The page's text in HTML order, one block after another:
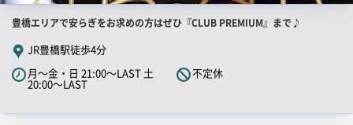
店
舗
PR
キ
ッ
豊橋エリアで安らぎをお求めの方はぜひ『CLUB PREMIUM』まで♪
JR豊橋駅徒歩4分
月～金・日 21:00～LAST 土
20:00～LAST
不定休